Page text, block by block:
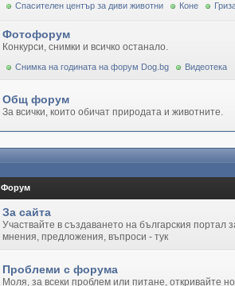
Спасителен център за диви животни Коне
Фотофорум
Конкурси, снимки и всичко останало.
Снимка на годината на форум Dog.bg Видеотека
Общ форум
За всички, които обичат природата и животните.
Форум
За сайта
Участвайте в създаването на българския
мнения, предложения, въпроси - тук
Проблеми с форума
Моля, за всеки проблем или питане, откривайте